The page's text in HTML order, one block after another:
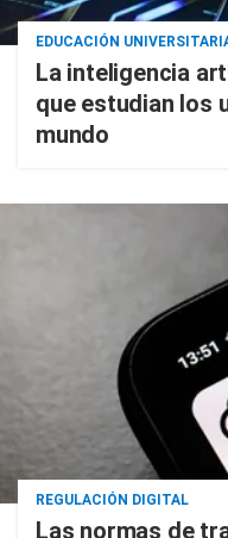
EDUCACIÓN
La inteligencia
que estudian los
mundo
REGULACIÓN DIGITAL
Las normas de